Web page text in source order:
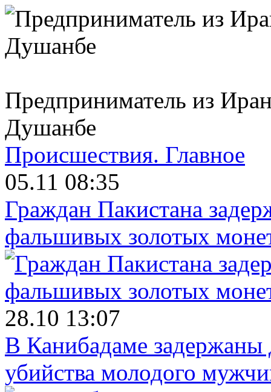
Предприниматель из
Душанбе
Происшествия. Главное
05.11 08:35
Граждан Пакистана
фальшивых золотых
28.10 13:07
В Канибадаме задержаны
убийства молодого